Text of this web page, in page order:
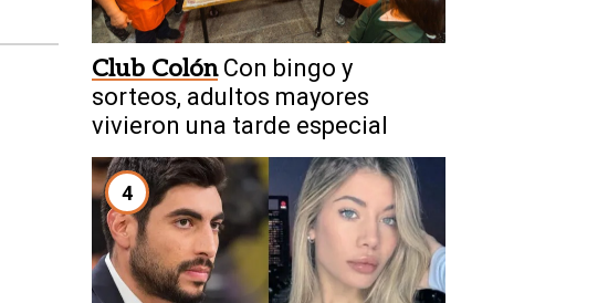
Club Colón Con bingo y
sorteos, adultos mayores
vivieron una tarde especial
4